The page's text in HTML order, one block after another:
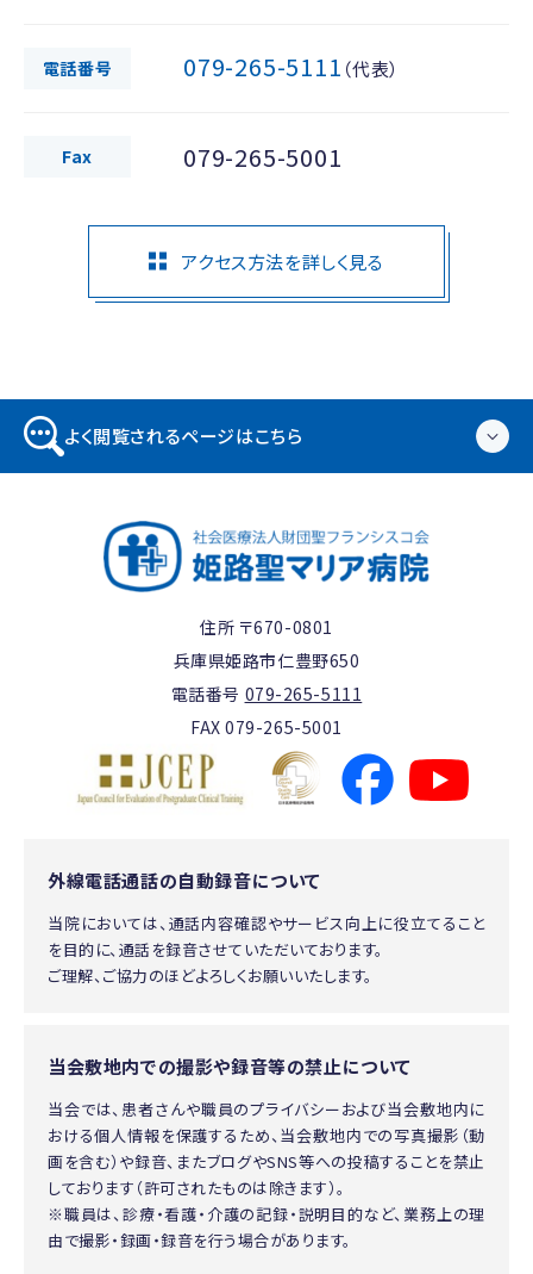
電話番号 079-265-5111 （代表）
Fax 079-265-5001
アクセス方法を詳しく見る
よく閲覧されるページはこちら
住所 〒670-0801
兵庫県姫路市仁豊野650
電話番号 079-265-5111
FAX 079-265-5001
外線電話通話の自動録音について
当院においては、通話内容確認やサービス向上に役立てること
を目的に、通話を録音させていただいております。
ご理解、ご協力のほどよろしくお願いいたします。
当会敷地内での撮影や録音等の禁止について
当会では、患者さんや職員のプライバシーおよび当会敷地内に
おける個人情報を保護するため、当会敷地内での写真撮影（動
画を含む）や録音、またブログやSNS等への投稿することを禁止
しております（許可されたものは除きます）。
※職員は、診療・看護・介護の記録・説明目的など、業務上の理
由で撮影・録画・録音を行う場合があります。